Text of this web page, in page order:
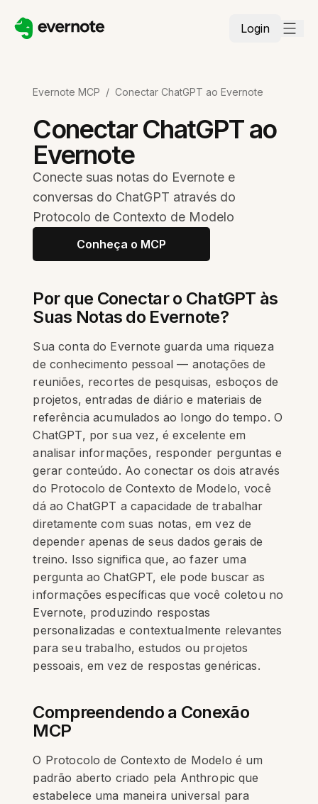
Login
Evernote MCP / Conectar ChatGPT ao Evernote
Conectar ChatGPT ao
Evernote
Conecte suas notas do Evernote e
conversas do ChatGPT através do
Protocolo de Contexto de Modelo
Conheça o MCP
Por que Conectar o ChatGPT às
Suas Notas do Evernote?
Sua conta do Evernote guarda uma riqueza
de conhecimento pessoal — anotações de
reuniões, recortes de pesquisas, esboços de
projetos, entradas de diário e materiais de
referência acumulados ao longo do tempo. O
ChatGPT, por sua vez, é excelente em
analisar informações, responder perguntas e
gerar conteúdo. Ao conectar os dois através
do Protocolo de Contexto de Modelo, você
dá ao ChatGPT a capacidade de trabalhar
diretamente com suas notas, em vez de
depender apenas de seus dados gerais de
treino. Isso significa que, ao fazer uma
pergunta ao ChatGPT, ele pode buscar as
informações específicas que você coletou no
Evernote, produzindo respostas
personalizadas e contextualmente relevantes
para seu trabalho, estudos ou projetos
pessoais, em vez de respostas genéricas.
Compreendendo a Conexão
MCP
O Protocolo de Contexto de Modelo é um
padrão aberto criado pela Anthropic que
estabelece uma maneira universal para